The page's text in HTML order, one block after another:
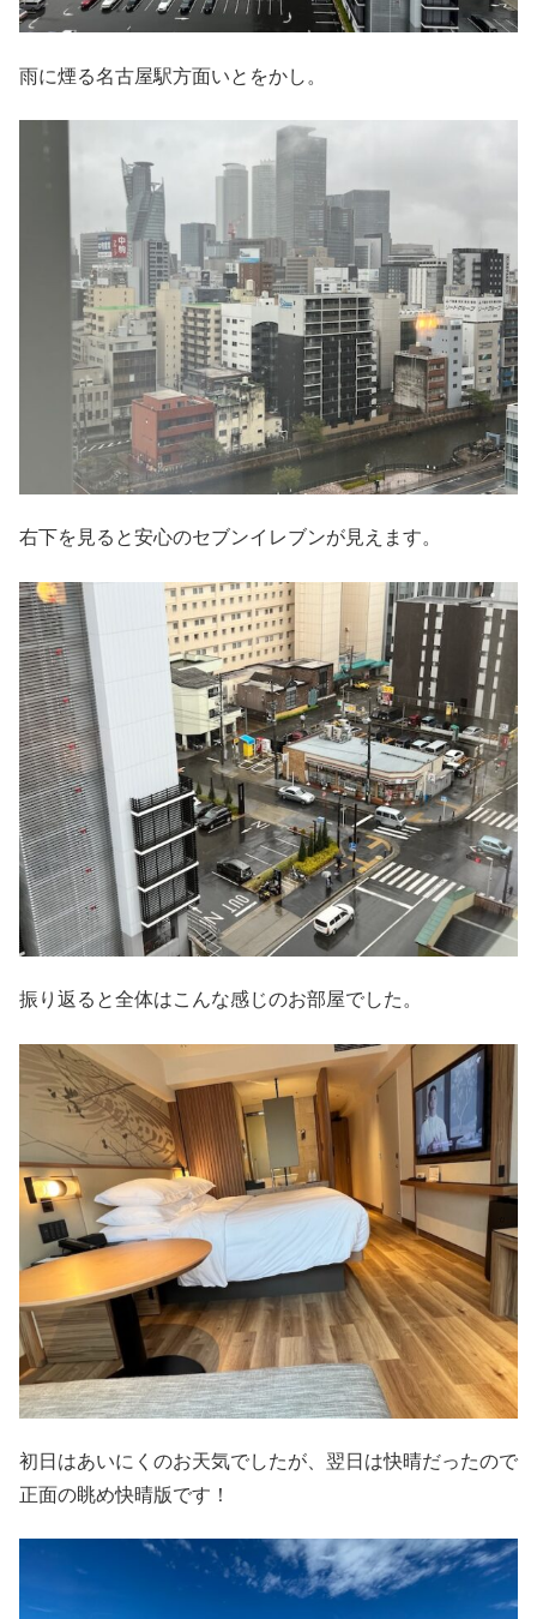
雨に煙る名古屋駅方面いとをかし。
右下を見ると安心のセブンイレブンが見えます。
振り返ると全体はこんな感じのお部屋でした。
初日はあいにくのお天気でしたが、翌日は快晴だったので
正面の眺め快晴版です！